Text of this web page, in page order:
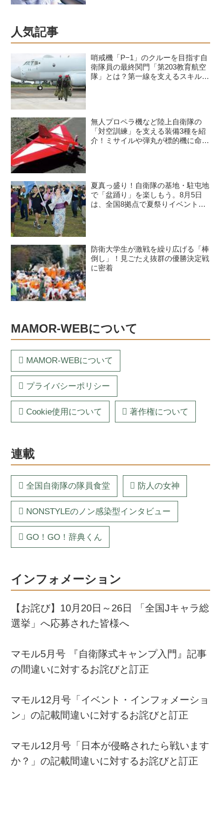
人気記事
哨戒機「P−1」のクルーを目指す自
衛隊員の最終関門「第203教育航空
隊」とは？第一線を支えるスキルを
無人プロペラ機など陸上自衛隊の
「対空訓練」を支える装備3種を紹
介！ミサイルや弾丸が標的機に命中
夏真っ盛り！自衛隊の基地・駐屯地
で「盆踊り」を楽しもう。8月5日
は、全国8拠点で夏祭りイベントが
防衛大学生が激戦を繰り広げる「棒
倒し」！見ごたえ抜群の優勝決定戦
に密着
MAMOR-WEBについて
MAMOR-WEBについて
プライバシーポリシー
Cookie使用について 著作権について
連載
全国自衛隊の隊員食堂 防人の女神
NONSTYLEのノン感染型インタビュー
GO！GO！辞典くん
インフォメーション
【お詫び】10月20日～26日 「全国Jキャラ総
選挙」へ応募された皆様へ
マモル5月号 『自衛隊式キャンプ入門』記事
の間違いに対するお詫びと訂正
マモル12月号「イベント・インフォメーショ
ン」の記載間違いに対するお詫びと訂正
マモル12月号「日本が侵略されたら戦います
か？」の記載間違いに対するお詫びと訂正